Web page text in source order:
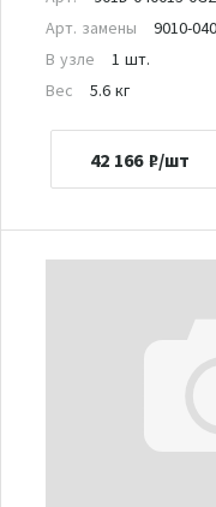
Арт. замены
9010-
В узле
1 шт.
Вес
5.6 кг
42 166 ₽/шт